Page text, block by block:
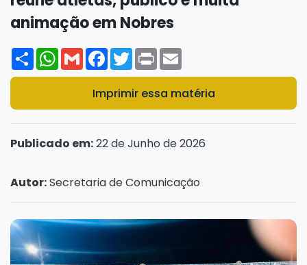
animação em Nobres
ShareWhatsApp
GmailFacebook
Twitter
Print
Imprimir essa matéria
Publicado em:22 de Junho de 2026
Autor:Secretaria de Comunicação